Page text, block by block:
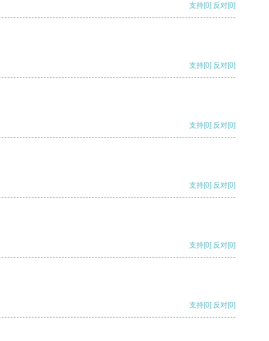
支持[0] 反对[0]
支持[0] 反对[0]
支持[0] 反对[0]
支持[0] 反对[0]
支持[0] 反对[0]
支持[0] 反对[0]